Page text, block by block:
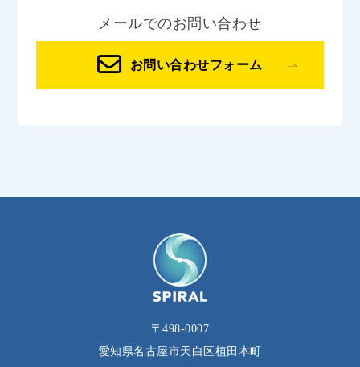
メールでのお問い合わせ
お問い合わせフォーム
〒498-0007
愛知県名古屋市天白区植田本町